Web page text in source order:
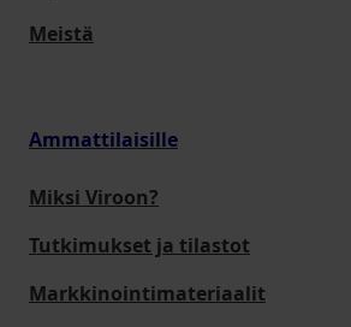
Meistä
Ammattilaisille
Miksi Viroon?
Tutkimukset ja tilastot
Markkinointimateriaalit